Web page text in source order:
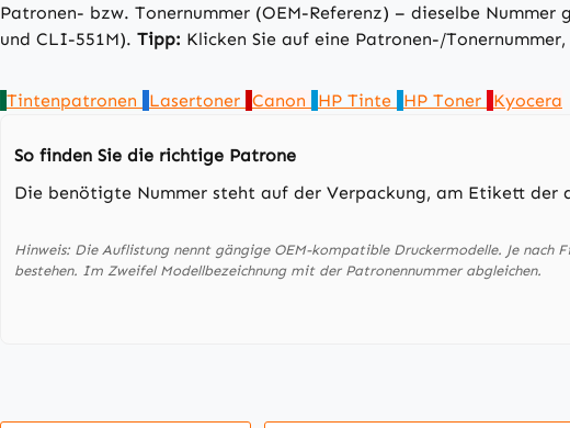
Patronen- bzw. Tonernummer (OEM-Referenz) – dieselbe
und CLI-551M). Tipp: Klicken Sie auf eine Patronen-/
Tintenpatronen Lasertoner Canon HP Tinte HP Toner Kyocera
So finden Sie die richtige Patrone
Die benötigte Nummer steht auf der Verpackung, am Etikett der
Hinweis: Die Auflistung nennt gängige OEM-kompatible Druckermodelle. Je nach
bestehen. Im Zweifel Modellbezeichnung mit der Patronennummer abgleichen.